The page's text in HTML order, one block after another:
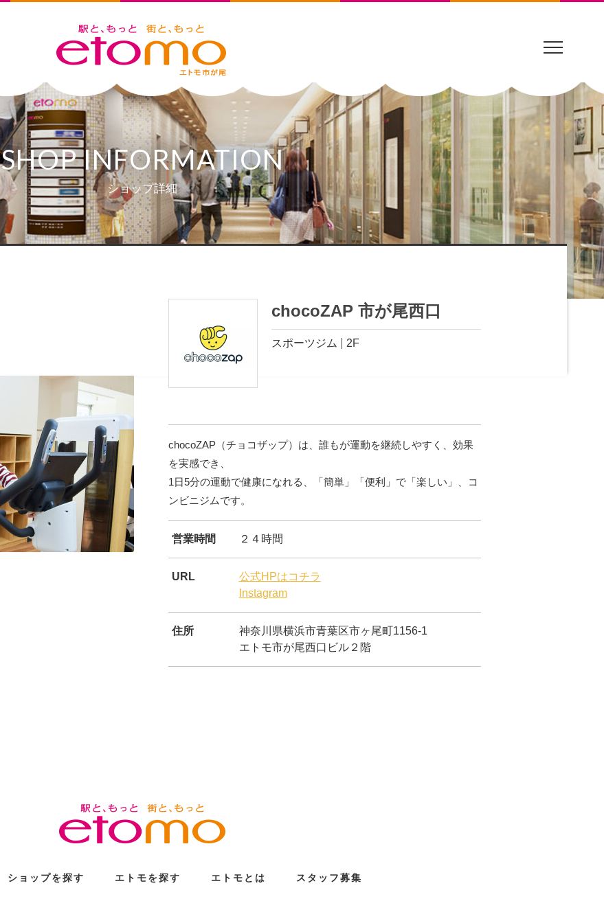
SHOP INFORMATION
ショップ詳細
chocoZAP 市が尾西口
スポーツジム 2F
chocoZAP（チョコザップ）は、誰もが運動を継続しやすく、効果
を実感でき、
1日5分の運動で健康になれる、「簡単」「便利」で「楽しい」、コ
ンビニジムです。
営業時間 ２４時間
URL
公式HPはコチラ
Instagram
住所
神奈川県横浜市青葉区市ヶ尾町1156-1
エトモ市が尾西口ビル２階
ショップを探す エトモを探す エトモとは スタッフ募集